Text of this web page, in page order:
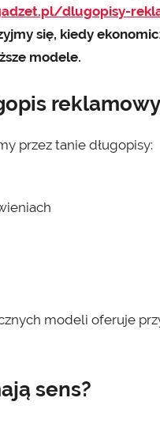
dlugopisy-
się, kiedy
modele.
przez tanie długopisy:
modeli oferuje
sens?